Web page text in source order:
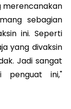
merencanakan
sebagian
ini. Seperti
yang divaksin
Jadi sangat
penguat ini,"